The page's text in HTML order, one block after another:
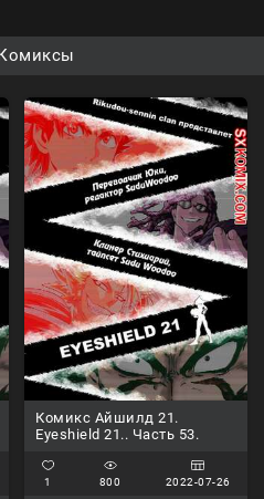
Комикс Айшилд 21.
Eyeshield 21.. Часть 53.
1 800 2022-07-26